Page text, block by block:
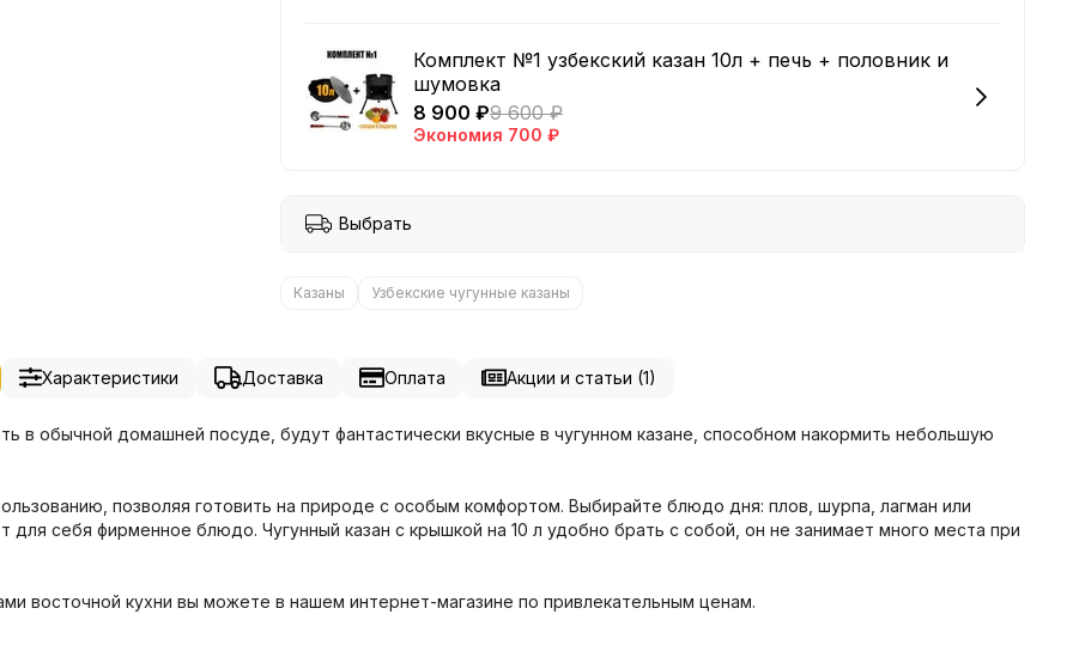
Комплект №1 узбекский казан 10л + печь + половник и
шумовка
8 900 ₽9 600 ₽
Экономия 700 ₽
Выбрать
Казаны Узбекские чугунные казаны
Характеристики Доставка Оплата Акции и статьи (1)
в обычной домашней посуде, будут фантастически вкусные в чугунном казане, способном накормить небольшую
позволяя готовить на природе с особым комфортом. Выбирайте блюдо дня: плов, шурпа, лагман или
себя фирменное блюдо. Чугунный казан с крышкой на 10 л удобно брать с собой, он не занимает много места при
восточной кухни вы можете в нашем интернет-магазине по привлекательным ценам.